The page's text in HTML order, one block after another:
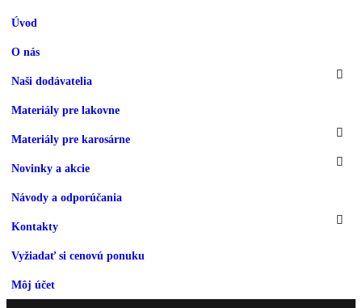
Úvod
O nás
Naši dodávatelia
Materiály pre lakovne
Materiály pre karosárne
Novinky a akcie
Návody a odporúčania
Kontakty
Vyžiadať si cenovú ponuku
Môj účet